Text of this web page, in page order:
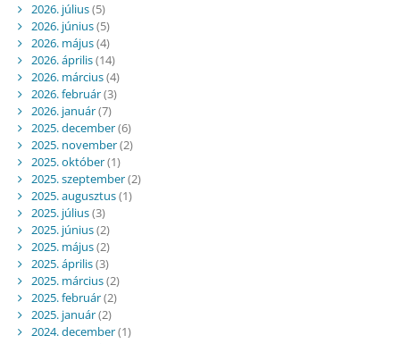
2026. július(5)
2026. június(5)
2026. május(4)
2026. április(14)
2026. március(4)
2026. február(3)
2026. január(7)
2025. december(6)
2025. november(2)
2025. október(1)
2025. szeptember(2)
2025. augusztus(1)
2025. július(3)
2025. június(2)
2025. május(2)
2025. április(3)
2025. március(2)
2025. február(2)
2025. január(2)
2024. december(1)